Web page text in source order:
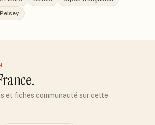
.
et fiches communauté sur cette